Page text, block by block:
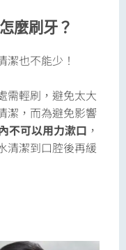
麼刷牙？
也不能少！
需輕刷，避免太大
潔，而為避免影響
不可以用力漱口 ，
清潔到口腔後再緩